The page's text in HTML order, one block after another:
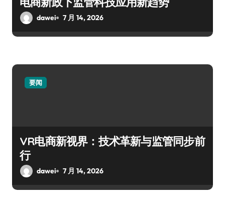
dawei 7 月 14, 2026
要闻
VR电商新视界：技术革新与监管同步前
行
dawei 7 月 14, 2026